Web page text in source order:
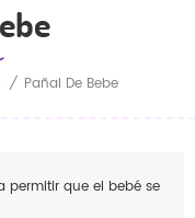
/ Pañal De Bebe
permitir que el bebé se